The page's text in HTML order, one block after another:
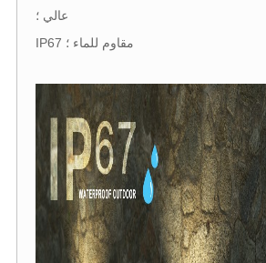
عالي ؛
IP67 مقاوم للماء ؛